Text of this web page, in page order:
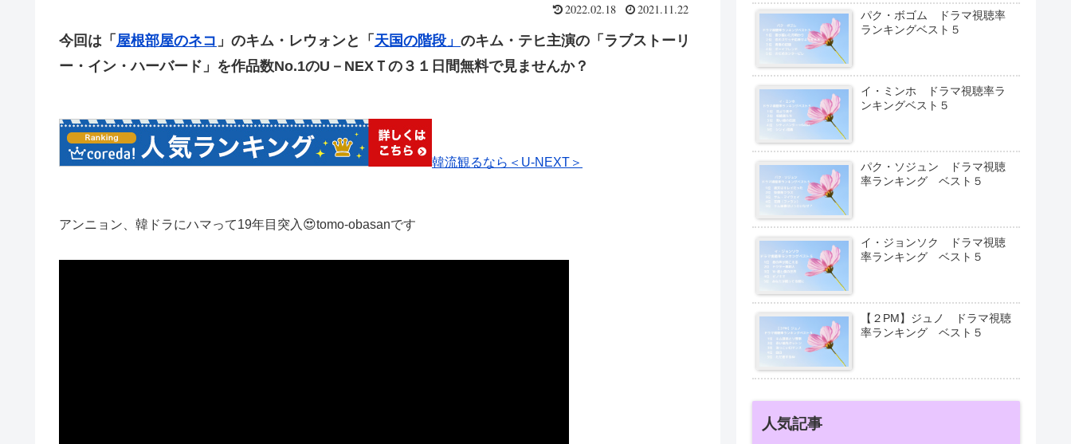
2022.02.18 2021.11.22
今回は「 屋根部屋のネコ 」のキム・レウォンと「 天国の階段」 のキム・テヒ主演の「ラブストーリ
ー・イン・ハーバード」を作品数No.1のU－NEXＴの３１日間無料で見ませんか？
韓流観るなら＜U-NEXT＞
アンニョン、韓ドラにハマって19年目突入😍tomo-obasanです
パク・ボゴム ドラマ視聴率
ランキングベスト５
イ・ミンホ ドラマ視聴率ラ
ンキングベスト５
パク・ソジュン ドラマ視聴
率ランキング ベスト５
イ・ジョンソク ドラマ視聴
率ランキング ベスト５
【２PM】ジュノ ドラマ視聴
率ランキング ベスト５
人気記事